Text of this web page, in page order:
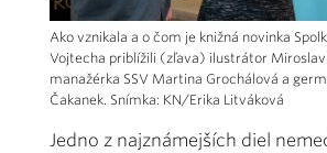
Ako vznikala a o čom je knižná novinka
Vojtecha priblížili (zľava) ilustrátor Miroslav
manažérka SSV Martina Grochálová a
Čakanek. Snímka: KN/Erika Litváková
Jedno z najznámejších diel